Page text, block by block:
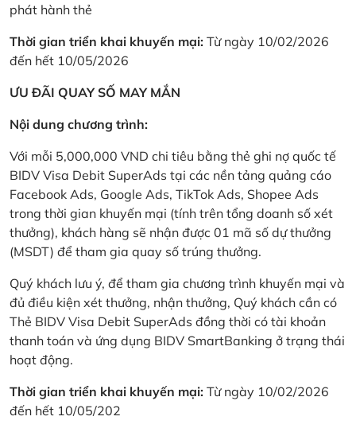
phát hành thẻ
Thời gian triển khai khuyến mại: Từ ngày 10/02/2026
đến hết 10/05/2026
ƯU ĐÃI QUAY SỐ MAY MẮN
Nội dung chương trình:
Với mỗi 5,000,000 VND chi tiêu bằng thẻ ghi nợ quốc tế
BIDV Visa Debit SuperAds tại các nền tảng quảng cáo
Facebook Ads, Google Ads, TikTok Ads, Shopee Ads
trong thời gian khuyến mại (tính trên tổng doanh số xét
thưởng), khách hàng sẽ nhận được 01 mã số dự thưởng
(MSDT) để tham gia quay số trúng thưởng.
Quý khách lưu ý, để tham gia chương trình khuyến mại và
đủ điều kiện xét thưởng, nhận thưởng, Quý khách cần có
Thẻ BIDV Visa Debit SuperAds đồng thời có tài khoản
thanh toán và ứng dụng BIDV SmartBanking ở trạng thái
hoạt động.
Thời gian triển khai khuyến mại: Từ ngày 10/02/2026
đến hết 10/05/202